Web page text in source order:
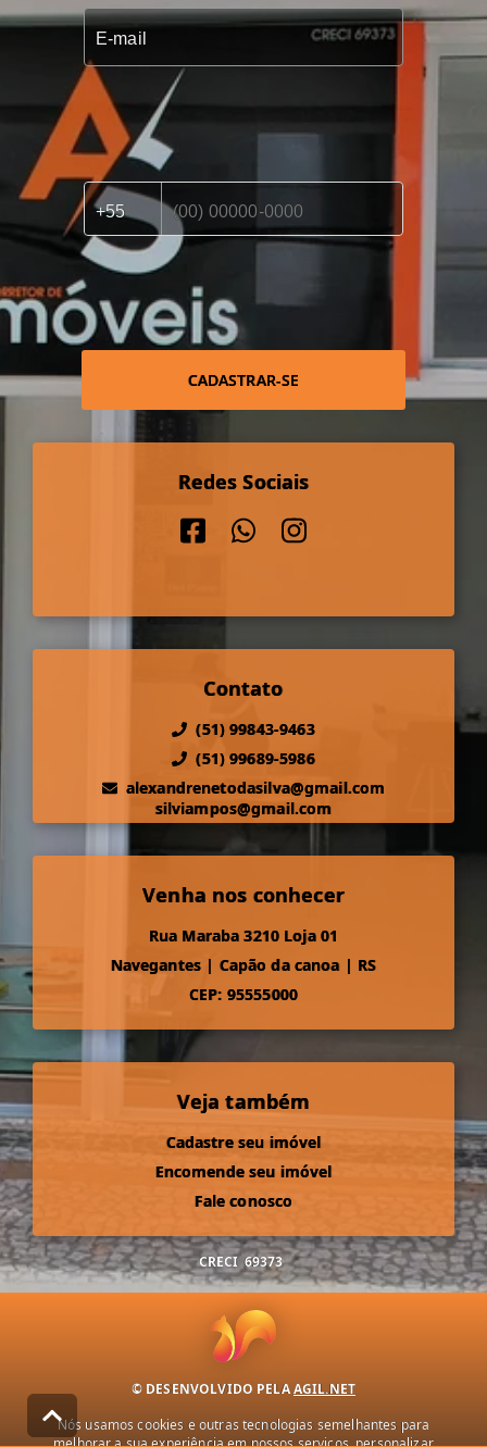
CADASTRAR-SE
Redes Sociais
Contato
(51) 99843-9463
(51) 99689-5986
alexandrenetodasilva@gmail.com
silviampos@gmail.com
Venha nos conhecer
Rua Maraba 3210 Loja 01
Navegantes | Capão da canoa | RS
CEP: 95555000
Veja também
Cadastre seu imóvel
Encomende seu imóvel
Fale conosco
CRECI 69373
© DESENVOLVIDO PELAAGIL.NET
Nós usamos cookies e outras tecnologias semelhantes para